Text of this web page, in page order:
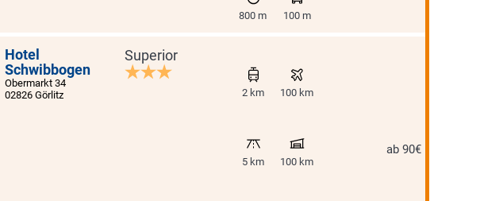
800 m 100 m
Hotel
Schwibbogen
Obermarkt 34
02826 Görlitz
Superior
2 km 100 km
5 km 100 km
ab 90€